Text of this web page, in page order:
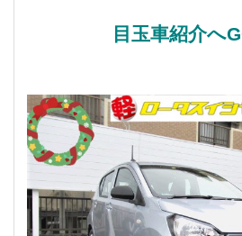
目玉車紹介へ